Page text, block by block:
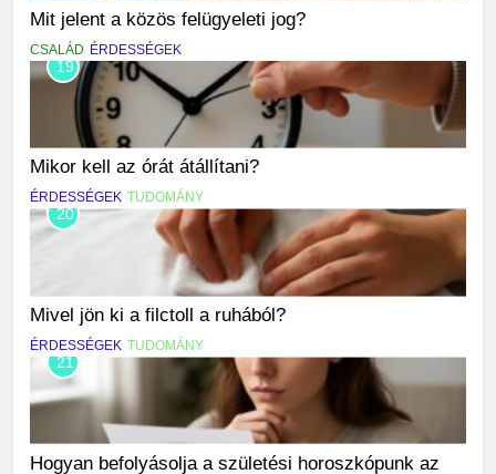
Mit jelent a közös felügyeleti jog?
CSALÁD ÉRDESSÉGEK
19
Mikor kell az órát átállítani?
ÉRDESSÉGEK TUDOMÁNY
20
Mivel jön ki a filctoll a ruhából?
ÉRDESSÉGEK TUDOMÁNY
21
Hogyan befolyásolja a születési horoszkópunk az